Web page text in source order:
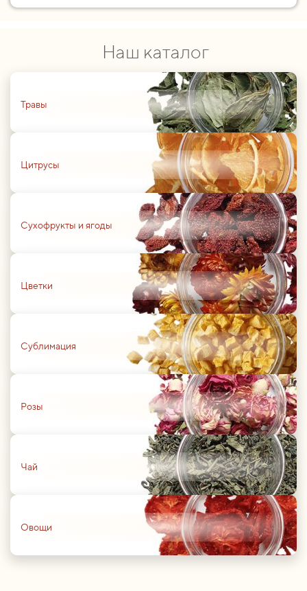
Наш каталог
Травы
Цитрусы
Сухофрукты и ягоды
Цветки
Сублимация
Розы
Чай
Овощи